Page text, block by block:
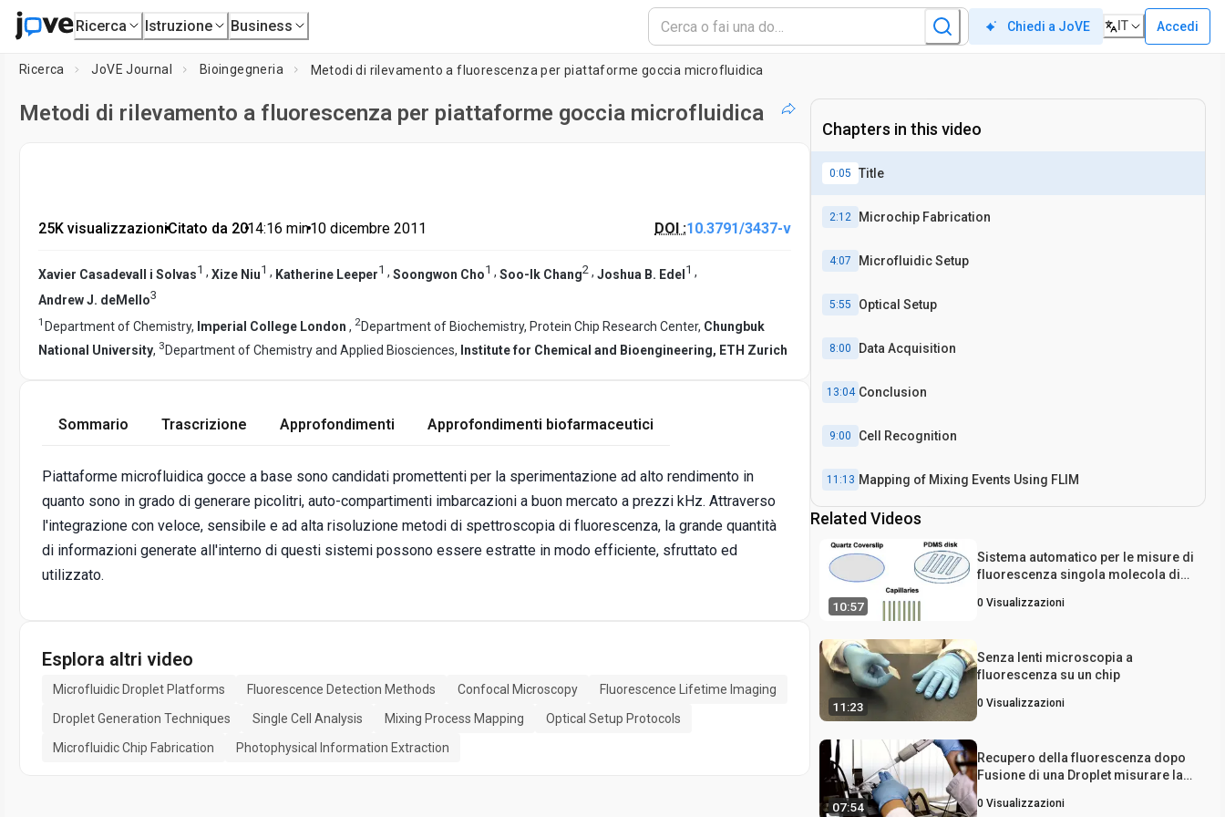
Ricerca Istruzione Business Chiedi a JoVE IT Accedi
Ricerca JoVE Journal Bioingegneria Metodi di rilevamento a fluorescenza per piattaforme goccia microfluidica
Metodi di rilevamento a fluorescenza per piattaforme goccia microfluidica
25K visualizzazioni•Citato da 20•14:16 min•10 dicembre 2011 DOI :10.3791/3437-v
Xavier Casadevall i Solvas1 , Xize Niu1 , Katherine Leeper1 , Soongwon Cho1 , Soo-Ik Chang2 , Joshua B. Edel 1 ,
Andrew J. deMello3
1 Department of Chemistry, Imperial College London , 2Department of Biochemistry, Protein Chip Research Center, Chungbuk
National University, 3 Department of Chemistry and Applied Biosciences, Institute for Chemical and Bioengineering, ETH Zurich
Sommario Trascrizione Approfondimenti Approfondimenti biofarmaceutici
Piattaforme microfluidica gocce a base sono candidati promettenti per la sperimentazione ad alto rendimento in
quanto sono in grado di generare picolitri, auto-compartimenti imbarcazioni a buon mercato a prezzi kHz. Attraverso
l'integrazione con veloce, sensibile e ad alta risoluzione metodi di spettroscopia di fluorescenza, la grande quantità
di informazioni generate all'interno di questi sistemi possono essere estratte in modo efficiente, sfruttato ed
utilizzato.
Esplora altri video
Microfluidic Droplet Platforms Fluorescence Detection Methods Confocal Microscopy
Fluorescence Lifetime Imaging
Droplet Generation Techniques
Single Cell Analysis Mixing Process Mapping
Optical Setup Protocols
Microfluidic Chip Fabrication
Photophysical Information Extraction
Chapters in this video
0:05 Title
2:12 Microchip Fabrication
4:07 Microfluidic Setup
5:55 Optical Setup
8:00 Data Acquisition
13:04 Conclusion
9:00 Cell Recognition
11:13 Mapping of Mixing Events Using FLIM
0:27 Introduction
Related Videos
10:57
Sistema automatico per le misure di
fluorescenza singola molecola di
Biomolecole
0 Visualizzazioni
11:23
Senza lenti microscopia a
fluorescenza su un chip
0 Visualizzazioni
07:54
Recupero della fluorescenza dopo
Fusione di una Droplet misurare la
fosfolipide monostrato
0 Visualizzazioni